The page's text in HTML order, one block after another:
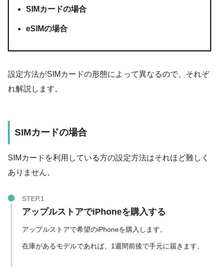
SIMカードの場合
eSIMの場合
設定方法がSIMカードの形態によって異なるので、それぞ
れ解説します。
SIMカードの場合
SIMカードを利用している方の設定方法はそれほど難しく
ありません。
アップルストアでiPhoneを購入する
アップルストアで希望のiPhoneを購入します。
在庫があるモデルであれば、1週間前後で手元に届きます。